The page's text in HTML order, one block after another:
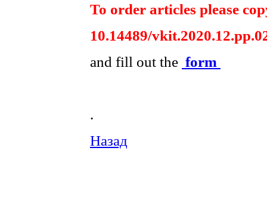
To order articles please
10.14489/
and fill out the form
.
Назад